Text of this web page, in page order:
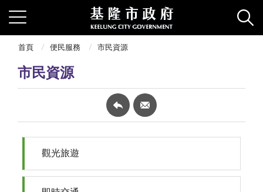
首頁 便民服務 市民資源
市民資源
觀光旅遊